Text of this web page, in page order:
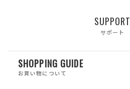
SUPPORT
サポート
SHOPPING GUIDE
お買い物について